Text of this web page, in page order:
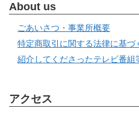
About us
ごあいさつ・事業所概要
特定商取引に関する法律に基づ
紹介してくださったテレビ番組
アクセス